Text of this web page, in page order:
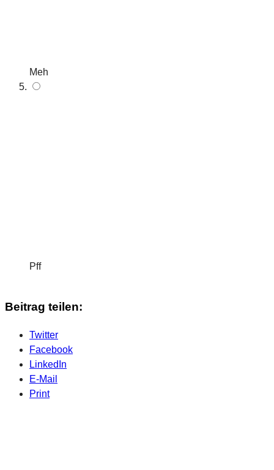
Meh
Pff
Beitrag teilen:
Twitter
Facebook
LinkedIn
E-Mail
Print